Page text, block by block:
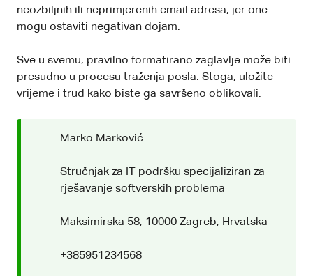
neozbiljnih ili neprimjerenih email adresa, jer one
mogu ostaviti negativan dojam.
Sve u svemu, pravilno formatirano zaglavlje može biti
presudno u procesu traženja posla. Stoga, uložite
vrijeme i trud kako biste ga savršeno oblikovali.
Marko Marković
Stručnjak za IT podršku specijaliziran za
rješavanje softverskih problema
Maksimirska 58, 10000 Zagreb, Hrvatska
+385951234568